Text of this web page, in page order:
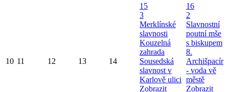
10 11 12 13 14
15
3
Merklínské
slavnosti
Kouzelná
zahrada
Sousedská
slavnost v
Karlově ulici
Zobrazit
16
2
Slavnostní
poutní mše
s biskupem
8.
Archišpacír
- voda vě
městě
Zobrazit